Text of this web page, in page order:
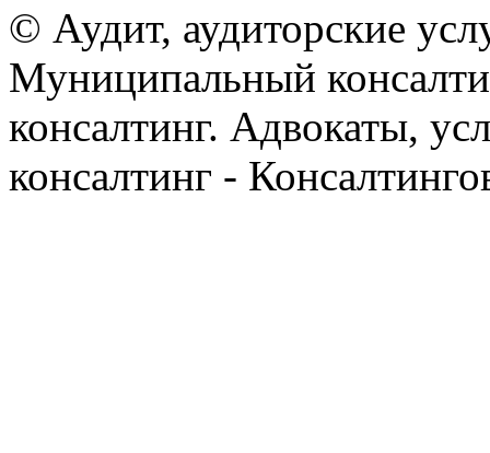
© Аудит, аудиторские
Муниципальный
консалтинг. Адвокаты,
консалтинг -